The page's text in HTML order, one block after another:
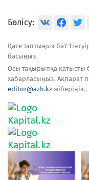
Бөлісу:
Қате таптыңыз ба?
басыңыз.
Осы тақырыпқа қатысты
хабарласыңыз. Ақпарат
editor@azh.kz жіберіңіз.